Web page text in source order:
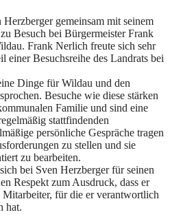
gemeinsam mit seinem
Besuch bei Bürgermeister Frank
Frank Nerlich freute sich sehr
einer Besuchsreihe des Landrats bei
Dinge für Wildau und den
Besuche wie diese stärken
Familie und sind eine
stattfindenden
persönliche Gespräche tragen
zu stellen und sie
zu bearbeiten.
bei Sven Herzberger für seinen
Respekt zum Ausdruck, dass er
für die er verantwortlich
hat.